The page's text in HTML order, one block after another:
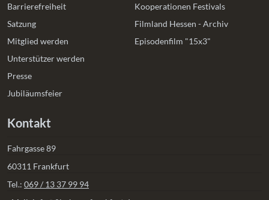
Barrierefreiheit
Satzung
Mitglied werden
Unterstützer werden
Presse
Jubiläumsfeier
Kooperationen Festivals
Filmland Hessen - Archiv
Episodenfilm "15x3"
Kontakt
Fahrgasse 89
60311 Frankfurt
Tel.: 069 / 13 37 99 94